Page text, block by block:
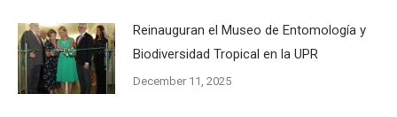
Reinauguran el Museo de Entomología y
Biodiversidad Tropical en la UPR
December 11, 2025